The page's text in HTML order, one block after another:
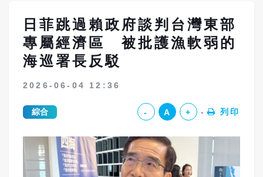
日菲跳過賴政府談判台灣東部
專屬經濟區 被批護漁軟弱的
海巡署長反駁
2026-06-04 12:36
綜合 - A + 列印